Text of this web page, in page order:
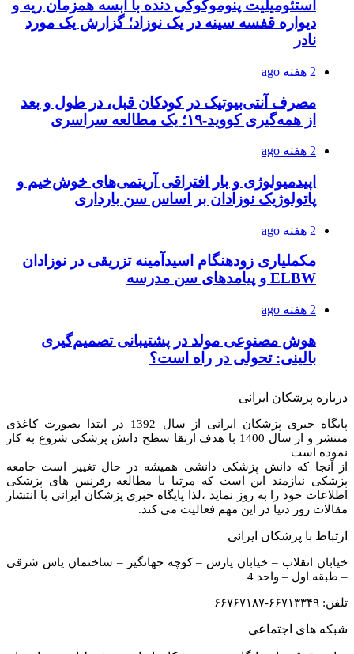
استئومیلیت پنوموکوکی دنده با آبسه همزمان ریه و
دیواره قفسه سینه در یک نوزاد؛ گزارش یک مورد
نادر
2 هفته ago
مصرف آنتی‌بیوتیک در کودکان قبل، در طول و بعد
از همه‌گیری کووید-۱۹؛ یک مطالعه سراسری
2 هفته ago
اپیدمیولوژی و بار افتراقی آریتمی‌های خوش‌خیم و
پاتولوژیک نوزادان بر اساس سن بارداری
2 هفته ago
مکملیاری زودهنگام اسیدآمینه تزریقی در نوزادان
ELBW و پیامدهای سن مدرسه
2 هفته ago
هوش مصنوعی مولد در پشتیبانی تصمیم‌گیری
بالینی: تحولی در راه است؟
درباره پزشکان ایرانی
پایگاه خبری پزشکان ایرانی از سال 1392 در ابتدا بصورت کاغذی
منتشر و از سال 1400 با هدف ارتقا سطح دانش پزشکی شروع به کار
نموده است
از آنجا که دانش پزشکی دانشی همیشه در حال تغییر است جامعه
پزشکی نیازمند این است که مرتبا با مطالعه رفرنس های پزشکی
اطلاعات خود را به روز نماید ،لذا پایگاه خبری پزشکان ایرانی با انتشار
مقالات روز دنیا در این مهم فعالیت می کند.
ارتباط با پزشکان ایرانی
خیابان انقلاب – خیابان پارس – کوچه جهانگیر – ساختمان یاس شرقی
– طبقه اول – واحد 4
تلفن: ۶۶۷۱۳۳۴۹-۶۶۷۶۷۱۸۷
شبکه های اجتماعی